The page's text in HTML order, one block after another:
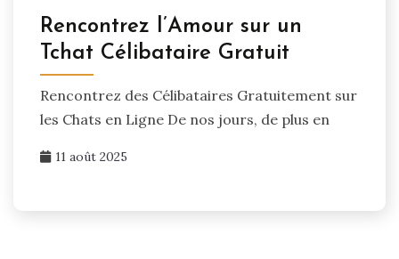
Rencontrez l’Amour sur un
Tchat Célibataire Gratuit
Rencontrez des Célibataires Gratuitement sur
les Chats en Ligne De nos jours, de plus en
11 août 2025